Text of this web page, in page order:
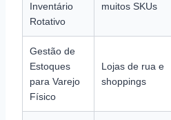
Inventário
Rotativo
muitos SKUs
Gestão de
Estoques
para Varejo
Físico
Lojas de rua e
shoppings